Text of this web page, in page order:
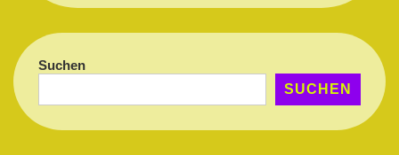
Autokommunikation
Suchen
SUCHEN